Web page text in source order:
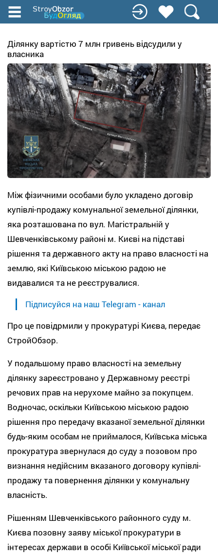
Перейти
содержанию
Ділянку вартістю 7 млн гривень відсудили у
власника
Між фізичними особами було укладено договір
купівлі-продажу комунальної земельної ділянки,
яка розташована по вул. Магістральній у
Шевченківському районі м. Києві на підставі
рішення та державного акту на право власності на
землю, які Київською міською радою не
видавалися та не реєструвалися.
Підписуйся на наш Telegram - канал
Про це повідрмили у прокуратурі Києва, передає
СтройОбзор.
У подальшому право власності на земельну
ділянку зареєстровано у Державному реєстрі
речових прав на нерухоме майно за покупцем.
Водночас, оскільки Київською міською радою
рішення про передачу вказаної земельної ділянки
будь-яким особам не приймалося, Київська міська
прокуратура звернулася до суду з позовом про
визнання недійсним вказаного договору купівлі-
продажу та повернення ділянки у комунальну
власність.
Рішенням Шевченківського районного суду м.
Києва позовну заяву міської прокуратури в
інтересах держави в особі Київської міської ради